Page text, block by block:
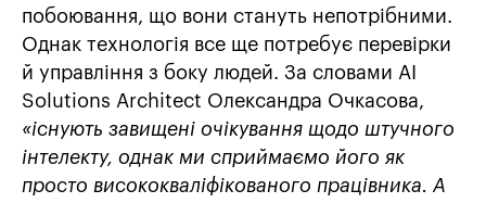
побоювання, що вони стануть непотрібними.
Однак технологія все ще потребує перевірки
й управління з боку людей. За словами AI
Solutions Architect Олександра Очкасова,
«існують завищені очікування щодо штучного
інтелекту, однак ми сприймаємо його як
просто висококваліфікованого працівника. А